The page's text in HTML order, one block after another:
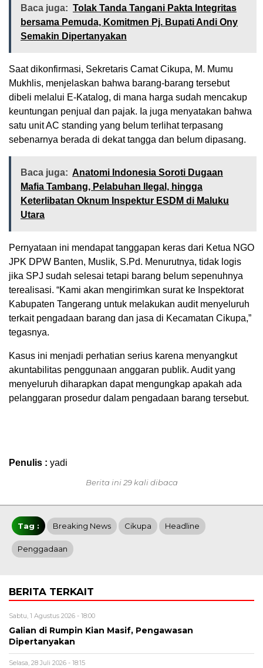
Baca juga: Tolak Tanda Tangani Pakta Integritas
bersama Pemuda, Komitmen Pj. Bupati Andi Ony
Semakin Dipertanyakan
Saat dikonfirmasi, Sekretaris Camat Cikupa, M. Mumu
Mukhlis, menjelaskan bahwa barang-barang tersebut
dibeli melalui E-Katalog, di mana harga sudah mencakup
keuntungan penjual dan pajak. Ia juga menyatakan bahwa
satu unit AC standing yang belum terlihat terpasang
sebenarnya berada di dekat tangga dan belum dipasang.
Baca juga: Anatomi Indonesia Soroti Dugaan
Mafia Tambang, Pelabuhan Ilegal, hingga
Keterlibatan Oknum Inspektur ESDM di Maluku
Utara
Pernyataan ini mendapat tanggapan keras dari Ketua NGO
JPK DPW Banten, Muslik, S.Pd. Menurutnya, tidak logis
jika SPJ sudah selesai tetapi barang belum sepenuhnya
terealisasi. “Kami akan mengirimkan surat ke Inspektorat
Kabupaten Tangerang untuk melakukan audit menyeluruh
terkait pengadaan barang dan jasa di Kecamatan Cikupa,”
tegasnya.
Kasus ini menjadi perhatian serius karena menyangkut
akuntabilitas penggunaan anggaran publik. Audit yang
menyeluruh diharapkan dapat mengungkap apakah ada
pelanggaran prosedur dalam pengadaan barang tersebut.
Penulis : yadi
Berita ini 29 kali dibaca
Tag : Breaking News Cikupa Headline
Penggadaan
BERITA TERKAIT
Sabtu, 1 Agustus 2026 - 18:00
Galian di Rumpin Kian Masif, Pengawasan
Dipertanyakan
Selasa, 28 Juli 2026 - 18:15